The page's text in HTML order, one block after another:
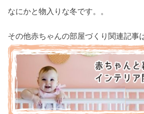
なにかと物入りな冬です。。
その他赤ちゃんの部屋づくり関連記事